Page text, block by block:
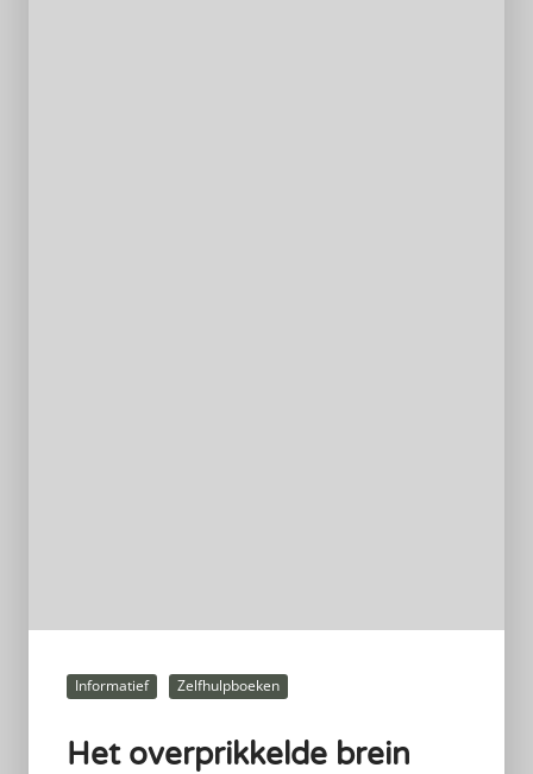
Informatief Zelfhulpboeken
Het overprikkelde brein